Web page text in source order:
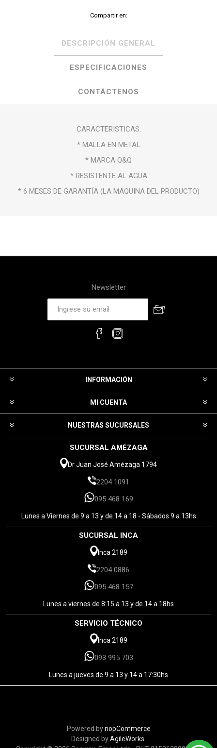
Compartir en:
DESCRIPCIÓN GENERAL
ESPECIFICACIONES
CONTÁCTENOS
CARACTERISTICAS:
* MALLA EN METAL
* MARCA Q&Q
* RESISTENTE AL AGUA
* 6 MESES DE GARANTÍA (LA MAQUINA DEL PRODUCTO)
Newsletter
INFORMACIÓN
MI CUENTA
NUESTRAS SUCURSALES
SUCURSAL AMÉZAGA
Dr Juan José Amézaga 1794
2204 1091
095 468 169
Lunes a Viernes de 9 a 13 y de 14 a 18 - Sábados 9 a 13hs
SUCURSAL INCA
Inca 2189
2204 0886
095 468 157
Lunes a viernes de 8:15 a 13 y de 14 a 18hs
SERVICIO TÉCNICO
Inca 2189
093 995 703
Lunes a jueves de 9 a 13 y 14 a 17:30hs
Powered bynopCommerce
Designed byAgileWorks.